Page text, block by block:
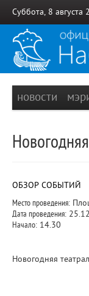
Суббота, 8 августа
новости
ОБЗОР СОБЫТИЙ
Место проведения:
Дата проведения:
Начало: 14.30
Новогодняя